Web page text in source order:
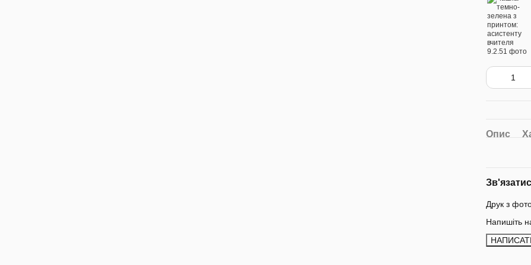
Опис
Друк з
Напишіть